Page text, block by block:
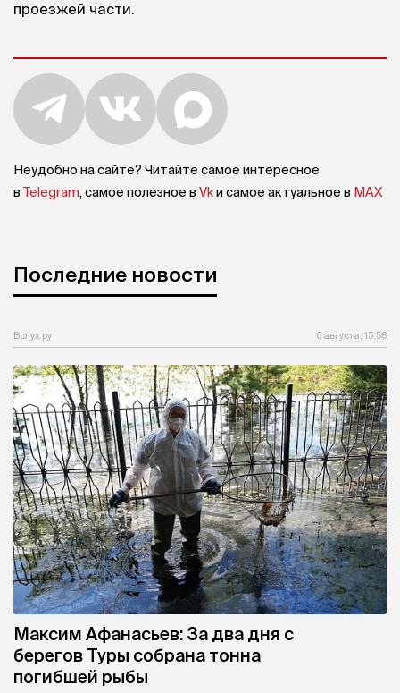
проезжей части.
Неудобно на сайте? Читайте самое интересное
в Telegram, самое полезное в Vkи самое актуальное в MAX
Последние новости
Вслух.ру 6 августа, 15:58
Максим Афанасьев: За два дня с
берегов Туры собрана тонна
погибшей рыбы